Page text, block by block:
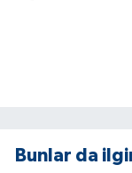
Bunlar da